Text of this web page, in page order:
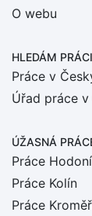
O webu
HLEDÁM PRÁCI
Práce v
Úřad práce
ÚŽASNÁ
Práce
Práce Kolín
Práce